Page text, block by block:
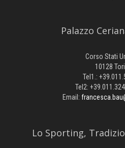
Palazzo
Corso Stati
10128
Tel1.:
Tel2:
Email:
​Lo Sporting,